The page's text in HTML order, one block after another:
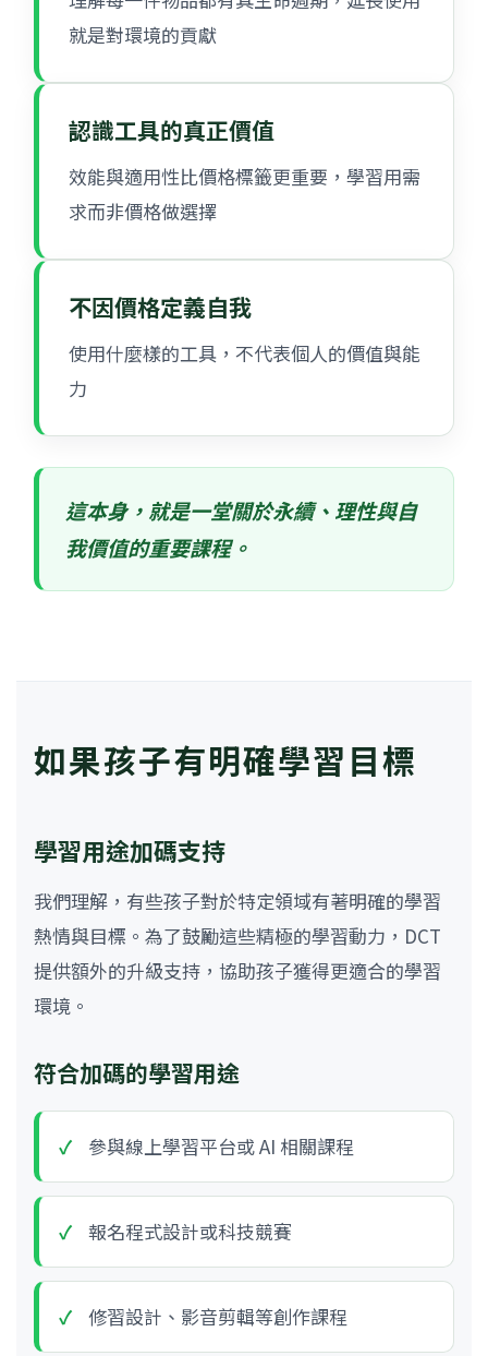
就是對環境的貢獻
認識工具的真正價值
效能與適用性比價格標籤更重要，學習用需
求而非價格做選擇
不因價格定義自我
使用什麼樣的工具，不代表個人的價值與能
力
這本身，就是一堂關於永續、理性與自
我價值的重要課程。
如果孩子有明確學習目標
學習用途加碼支持
我們理解，有些孩子對於特定領域有著明確的學習
熱情與目標。為了鼓勵這些精極的學習動力，DCT
提供額外的升級支持，協助孩子獲得更適合的學習
環境。
符合加碼的學習用途
參與線上學習平台或 AI 相關課程
報名程式設計或科技競賽
修習設計、影音剪輯等創作課程